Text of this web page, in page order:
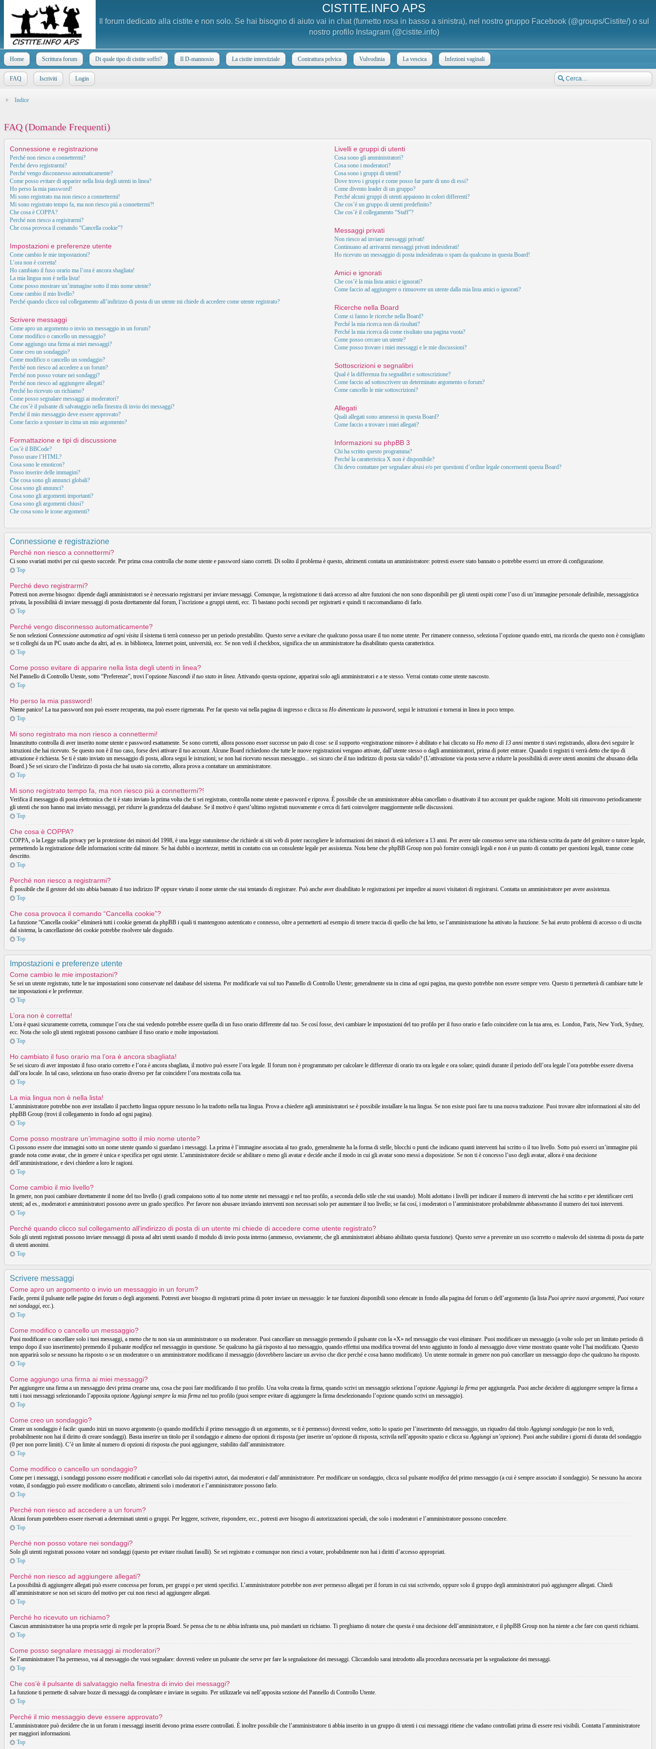
CISTITE.INFO APS
Il forum dedicato alla cistite e non solo. Se hai bisogno di aiuto vai in chat (fumetto rosa in basso a sinistra), nel nostro gruppo Facebook (@groups/Cistite/) o sul
nostro profilo Instagram (@cistite.info)
Home Scrittura forum Di quale tipo di cistite soffri? Il D-mannosio La cistite interstiziale Contrattura pelvica Vulvodinia La vescica Infezioni vaginali
FAQ Iscriviti Login
Indice
FAQ (Domande Frequenti)
Connessione e registrazione
Perché non riesco a connettermi?
Perché devo registrarmi?
Perché vengo disconnesso automaticamente?
Come posso evitare di apparire nella lista degli utenti in linea?
Ho perso la mia password!
Mi sono registrato ma non riesco a connettermi!
Mi sono registrato tempo fa, ma non riesco piú a connettermi?!
Che cosa è COPPA?
Perché non riesco a registrarmi?
Che cosa provoca il comando “Cancella cookie”?
Impostazioni e preferenze utente
Come cambio le mie impostazioni?
L’ora non è corretta!
Ho cambiato il fuso orario ma l’ora è ancora sbagliata!
La mia lingua non è nella lista!
Come posso mostrare un’immagine sotto il mio nome utente?
Come cambio il mio livello?
Perché quando clicco sul collegamento all’indirizzo di posta di un utente mi chiede di accedere come utente registrato?
Scrivere messaggi
Come apro un argomento o invio un messaggio in un forum?
Come modifico o cancello un messaggio?
Come aggiungo una firma ai miei messaggi?
Come creo un sondaggio?
Come modifico o cancello un sondaggio?
Perché non riesco ad accedere a un forum?
Perché non posso votare nei sondaggi?
Perché non riesco ad aggiungere allegati?
Perché ho ricevuto un richiamo?
Come posso segnalare messaggi ai moderatori?
Che cos’è il pulsante di salvataggio nella finestra di invio dei messaggi?
Perché il mio messaggio deve essere approvato?
Come faccio a spostare in cima un mio argomento?
Formattazione e tipi di discussione
Cos’è il BBCode?
Posso usare l’HTML?
Cosa sono le emoticon?
Posso inserire delle immagini?
Che cosa sono gli annunci globali?
Cosa sono gli annunci?
Cosa sono gli argomenti importanti?
Cosa sono gli argomenti chiusi?
Che cosa sono le icone argomenti?
Livelli e gruppi di utenti
Cosa sono gli amministratori?
Cosa sono i moderatori?
Cosa sono i gruppi di utenti?
Dove trovo i gruppi e come posso far parte di uno di essi?
Come divento leader di un gruppo?
Perché alcuni gruppi di utenti appaiono in colori differenti?
Che cos’è un gruppo di utenti predefinito?
Che cos’è il collegamento “Staff”?
Messaggi privati
Non riesco ad inviare messaggi privati!
Continuano ad arrivarmi messaggi privati indesiderati!
Ho ricevuto un messaggio di posta indesiderata o spam da qualcuno in questa Board!
Amici e ignorati
Che cos’è la mia lista amici e ignorati?
Come faccio ad aggiungere o rimuovere un utente dalla mia lista amici o ignorati?
Ricerche nella Board
Come si fanno le ricerche nella Board?
Perché la mia ricerca non dà risultati?
Perché la mia ricerca dà come risultato una pagina vuota?
Come posso cercare un utente?
Come posso trovare i miei messaggi e le mie discussioni?
Sottoscrizioni e segnalibri
Qual è la differenza fra segnalibri e sottoscrizione?
Come faccio ad sottoscrivere un determinato argomento o forum?
Come cancello le mie sottoscrizioni?
Allegati
Quali allegati sono ammessi in questa Board?
Come faccio a trovare i miei allegati?
Informazioni su phpBB 3
Chi ha scritto questo programma?
Perché la caratteristica X non è disponibile?
Chi devo contattare per segnalare abusi e/o per questioni d’ordine legale concernenti questa Board?
Connessione e registrazione
Perché non riesco a connettermi?
Ci sono svariati motivi per cui questo succede. Per prima cosa controlla che nome utente e password siano corretti. Di solito il problema è questo, altrimenti contatta un amministratore: potresti essere stato bannato o potrebbe esserci un errore di configurazione.
Top
Perché devo registrarmi?
Potresti non averne bisogno: dipende dagli amministratori se è necessario registrarsi per inviare messaggi. Comunque, la registrazione ti darà accesso ad altre funzioni che non sono disponibili per gli utenti ospiti come l’uso di un’immagine personale definibile, messaggistica
privata, la possibilità di inviare messaggi di posta direttamente dal forum, l’iscrizione a gruppi utenti, ecc. Ti bastano pochi secondi per registrarti e quindi ti raccomandiamo di farlo.
Top
Perché vengo disconnesso automaticamente?
Se non selezioni Connessione automatica ad ogni visita il sistema ti terrà connesso per un periodo prestabilito. Questo serve a evitare che qualcuno possa usare il tuo nome utente. Per rimanere connesso, seleziona l’opzione quando entri, ma ricorda che questo non è consigliato
se ti colleghi da un PC usato anche da altri, ad es. in biblioteca, Internet point, università, ecc. Se non vedi il checkbox, significa che un amministratore ha disabilitato questa caratteristica.
Top
Come posso evitare di apparire nella lista degli utenti in linea?
Nel Pannello di Controllo Utente, sotto “Preferenze”, trovi l’opzione Nascondi il tuo stato in linea. Attivando questa opzione, apparirai solo agli amministratori e a te stesso. Verrai contato come utente nascosto.
Top
Ho perso la mia password!
Niente panico! La tua password non può essere recuperata, ma può essere rigenerata. Per far questo vai nella pagina di ingresso e clicca su Ho dimenticato la password, segui le istruzioni e tornerai in linea in poco tempo.
Top
Mi sono registrato ma non riesco a connettermi!
Innanzitutto controlla di aver inserito nome utente e password esattamente. Se sono corretti, allora possono esser successe un paio di cose: se il supporto «registrazione minore» è abilitato e hai cliccato su Ho meno di 13 anni mentre ti stavi registrando, allora devi seguire le
istruzioni che hai ricevuto. Se questo non è il tuo caso, forse devi attivare il tuo account. Alcune Board richiedono che tutte le nuove registrazioni vengano attivate, dall’utente stesso o dagli amministratori, prima di poter entrare. Quando ti registri ti verrà detto che tipo di
attivazione è richiesta. Se ti è stato inviato un messaggio di posta, allora segui le istruzioni; se non hai ricevuto nessun messaggio... sei sicuro che il tuo indirizzo di posta sia valido? (L’attivazione via posta serve a ridurre la possibilità di avere utenti anonimi che abusano della
Board.) Se sei sicuro che l’indirizzo di posta che hai usato sia corretto, allora prova a contattare un amministratore.
Top
Mi sono registrato tempo fa, ma non riesco piú a connettermi?!
Verifica il messaggio di posta elettronica che ti è stato inviato la prima volta che ti sei registrato, controlla nome utente e password e riprova. È possibile che un amministratore abbia cancellato o disattivato il tuo account per qualche ragione. Molti siti rimuovono periodicamente
gli utenti che non hanno mai inviato messaggi, per ridurre la grandezza del database. Se il motivo è quest’ultimo registrati nuovamente e cerca di farti coinvolgere maggiormente nelle discussioni.
Top
Che cosa è COPPA?
COPPA, o la Legge sulla privacy per la protezione dei minori del 1998, è una legge statunitense che richiede ai siti web di poter raccogliere le informazioni dei minori di età inferiore a 13 anni. Per avere tale consenso serve una richiesta scritta da parte del genitore o tutore legale,
permettendo la registrazione delle informazioni scritte dal minore. Se hai dubbi o incertezze, mettiti in contatto con un consulente legale per assistenza. Nota bene che phpBB Group non può fornire consigli legali e non è un punto di contatto per questioni legali, tranne come
descritto.
Top
Perché non riesco a registrarmi?
È possibile che il gestore del sito abbia bannato il tuo indirizzo IP oppure vietato il nome utente che stai tentando di registrare. Può anche aver disabilitato le registrazioni per impedire ai nuovi visitatori di registrarsi. Contatta un amministratore per avere assistenza.
Top
Che cosa provoca il comando “Cancella cookie”?
La funzione “Cancella cookie” eliminerà tutti i cookie generati da phpBB i quali ti mantengono autenticato e connesso, oltre a permetterti ad esempio di tenere traccia di quello che hai letto, se l’amministrazione ha attivato la funzione. Se hai avuto problemi di accesso o di uscita
dal sistema, la cancellazione dei cookie potrebbe risolvere tale disguido.
Top
Impostazioni e preferenze utente
Come cambio le mie impostazioni?
Se sei un utente registrato, tutte le tue impostazioni sono conservate nel database del sistema. Per modificarle vai sul tuo Pannello di Controllo Utente; generalmente sta in cima ad ogni pagina, ma questo potrebbe non essere sempre vero. Questo ti permetterà di cambiare tutte le
tue impostazioni e le preferenze.
Top
L’ora non è corretta!
L’ora è quasi sicuramente corretta, comunque l’ora che stai vedendo potrebbe essere quella di un fuso orario differente dal tuo. Se cosí fosse, devi cambiare le impostazioni del tuo profilo per il fuso orario e farlo coincidere con la tua area, es. London, Paris, New York, Sydney,
ecc. Nota che solo gli utenti registrati possono cambiare il fuso orario e molte impostazioni.
Top
Ho cambiato il fuso orario ma l’ora è ancora sbagliata!
Se sei sicuro di aver impostato il fuso orario corretto e l’ora è ancora sbagliata, il motivo può essere l’ora legale. Il forum non è programmato per calcolare le differenze di orario tra ora legale e ora solare; quindi durante il periodo dell’ora legale l’ora potrebbe essere diversa
dall’ora locale. In tal caso, seleziona un fuso orario diverso per far coincidere l’ora mostrata colla tua.
Top
La mia lingua non è nella lista!
L’amministratore potrebbe non aver installato il pacchetto lingua oppure nessuno lo ha tradotto nella tua lingua. Prova a chiedere agli amministratori se è possibile installare la tua lingua. Se non esiste puoi fare tu una nuova traduzione. Puoi trovare altre informazioni al sito del
phpBB Group (trovi il collegamento in fondo ad ogni pagina).
Top
Come posso mostrare un’immagine sotto il mio nome utente?
Ci possono essere due immagini sotto un nome utente quando si guardano i messaggi. La prima è l’immagine associata al tuo grado, generalmente ha la forma di stelle, blocchi o punti che indicano quanti interventi hai scritto o il tuo livello. Sotto può esserci un’immagine piú
grande nota come avatar, che in genere è unica e specifica per ogni utente. L’amministratore decide se abilitare o meno gli avatar e decide anche il modo in cui gli avatar sono messi a disposizione. Se non ti è concesso l’uso degli avatar, allora è una decisione
dell’amministrazione, e devi chiedere a loro le ragioni.
Top
Come cambio il mio livello?
In genere, non puoi cambiare direttamente il nome del tuo livello (i gradi compaiono sotto al tuo nome utente nei messaggi e nel tuo profilo, a seconda dello stile che stai usando). Molti adottano i livelli per indicare il numero di interventi che hai scritto e per identificare certi
utenti; ad es., moderatori e amministratori possono avere un grado specifico. Per favore non abusare inviando interventi non necessari solo per aumentare il tuo livello; se fai cosí, i moderatori o l’amministratore probabilmente abbasseranno il numero dei tuoi interventi.
Top
Perché quando clicco sul collegamento all’indirizzo di posta di un utente mi chiede di accedere come utente registrato?
Solo gli utenti registrati possono inviare messaggi di posta ad altri utenti usando il modulo di invio posta interno (ammesso, ovviamente, che gli amministratori abbiano abilitato questa funzione). Questo serve a prevenire un uso scorretto o malevolo del sistema di posta da parte
di utenti anonimi.
Top
Scrivere messaggi
Come apro un argomento o invio un messaggio in un forum?
Facile, premi il pulsante nelle pagine dei forum o degli argomenti. Potresti aver bisogno di registrarti prima di poter inviare un messaggio: le tue funzioni disponibili sono elencate in fondo alla pagina del forum o dell’argomento (la lista Puoi aprire nuovi argomenti, Puoi votare
nei sondaggi, ecc.).
Top
Come modifico o cancello un messaggio?
Puoi modificare o cancellare solo i tuoi messaggi, a meno che tu non sia un amministratore o un moderatore. Puoi cancellare un messaggio premendo il pulsante con la «X» nel messaggio che vuoi eliminare. Puoi modificare un messaggio (a volte solo per un limitato periodo di
tempo dopo il suo inserimento) premendo il pulsante modifica nel messaggio in questione. Se qualcuno ha già risposto al tuo messaggio, quando effettui una modifica troverai del testo aggiunto in fondo al messaggio dove viene mostrato quante volte l’hai modificato. Questo
non apparirà solo se nessuno ha risposto o se un moderatore o un amministratore modificano il messaggio (dovrebbero lasciare un avviso che dice perché e cosa hanno modificato). Un utente normale in genere non può cancellare un messaggio dopo che qualcuno ha risposto.
Top
Come aggiungo una firma ai miei messaggi?
Per aggiungere una firma a un messaggio devi prima crearne una, cosa che puoi fare modificando il tuo profilo. Una volta creata la firma, quando scrivi un messaggio seleziona l’opzioneAggiungi la firma per aggiungerla. Puoi anche decidere di aggiungere sempre la firma a
tutti i tuoi messaggi selezionando l’apposita opzioneAggiungi sempre la mia firma nel tuo profilo (puoi sempre evitare di aggiungere la firma deselezionando l’opzione quando scrivi un messaggio).
Top
Come creo un sondaggio?
Creare un sondaggio è facile: quando inizi un nuovo argomento (o quando modifichi il primo messaggio di un argomento, se ti è permesso) dovresti vedere, sotto lo spazio per l’inserimento del messaggio, un riquadro dal titoloAggiungi sondaggio (se non lo vedi,
probabilmente non hai il diritto di creare sondaggi). Basta inserire un titolo per il sondaggio e almeno due opzioni di risposta (per inserire un’opzione di risposta, scrivila nell’apposito spazio e clicca suAggiungi un’opzione). Puoi anche stabilire i giorni di durata del sondaggio
(0 per non porre limiti). C’è un limite al numero di opzioni di risposta che puoi aggiungere, stabilito dall’amministratore.
Top
Come modifico o cancello un sondaggio?
Come per i messaggi, i sondaggi possono essere modificati e cancellati solo dai rispettivi autori, dai moderatori e dall’amministratore. Per modificare un sondaggio, clicca sul pulsante modifica del primo messaggio (a cui è sempre associato il sondaggio). Se nessuno ha ancora
votato, il sondaggio può essere modificato o cancellato, altrimenti solo i moderatori e l’amministratore possono farlo.
Top
Perché non riesco ad accedere a un forum?
Alcuni forum potrebbero essere riservati a determinati utenti o gruppi. Per leggere, scrivere, rispondere, ecc., potresti aver bisogno di autorizzazioni speciali, che solo i moderatori e l’amministratore possono concedere.
Top
Perché non posso votare nei sondaggi?
Solo gli utenti registrati possono votare nei sondaggi (questo per evitare risultati fasulli). Se sei registrato e comunque non riesci a votare, probabilmente non hai i diritti d’accesso appropriati.
Top
Perché non riesco ad aggiungere allegati?
La possibilità di aggiungere allegati può essere concessa per forum, per gruppi o per utenti specifici. L’amministratore potrebbe non aver permesso allegati per il forum in cui stai scrivendo, oppure solo il gruppo degli amministratori può aggiungere allegati. Chiedi
all’amministratore se non sei sicuro del motivo per cui non riesci ad aggiungere allegati.
Top
Perché ho ricevuto un richiamo?
Ciascun amministratore ha una propria serie di regole per la propria Board. Se pensa che tu ne abbia infranta una, può mandarti un richiamo. Ti preghiamo di notare che questa è una decisione dell’amministratore, e il phpBB Group non ha niente a che fare con questi richiami.
Top
Come posso segnalare messaggi ai moderatori?
Se l’amministratore l’ha permesso, vai al messaggio che vuoi segnalare: dovresti vedere un pulsante che serve per fare la segnalazione dei messaggi. Cliccandolo sarai introdotto alla procedura necessaria per la segnalazione dei messaggi.
Top
Che cos’è il pulsante di salvataggio nella finestra di invio dei messaggi?
La funzione ti permette di salvare bozze di messaggi da completare e inviare in seguito. Per utilizzarle vai nell’apposita sezione del Pannello di Controllo Utente.
Top
Perché il mio messaggio deve essere approvato?
L’amministratore può decidere che in un forum i messaggi inseriti devono prima essere controllati. È inoltre possibile che l’amministratore ti abbia inserito in un gruppo di utenti i cui messaggi ritiene che vadano controllati prima di essere resi visibili. Contatta l’amministratore
per maggiori informazioni.
Top